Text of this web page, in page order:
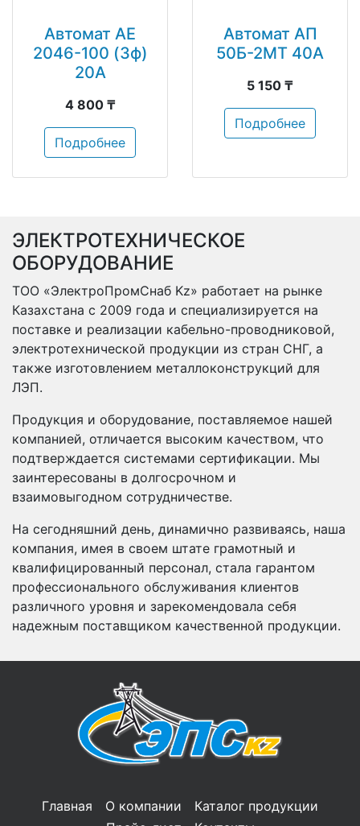
Автомат АЕ
2046-100 (3ф)
20А
4 800 ₸
Подробнее
Автомат АП
50Б-2МТ 40А
5 150 ₸
Подробнее
ЭЛЕКТРОТЕХНИЧЕСКОЕ
ОБОРУДОВАНИЕ
ТОО «ЭлектроПромСнаб Kz» работает на рынке
Казахстана с 2009 года и специализируется на
поставке и реализации кабельно-проводниковой,
электротехнической продукции из стран СНГ, а
также изготовлением металлоконструкций для
ЛЭП.
Продукция и оборудование, поставляемое нашей
компанией, отличается высоким качеством, что
подтверждается системами сертификации. Мы
заинтересованы в долгосрочном и
взаимовыгодном сотрудничестве.
На сегодняшний день, динамично развиваясь, наша
компания, имея в своем штате грамотный и
квалифицированный персонал, стала гарантом
профессионального обслуживания клиентов
различного уровня и зарекомендовала себя
надежным поставщиком качественной продукции.
Главная О компании
Каталог продукции